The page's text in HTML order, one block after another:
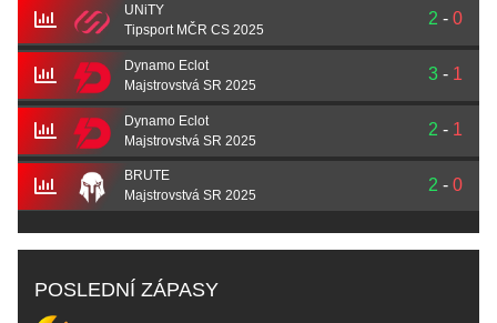
UNiTY
Tipsport MČR CS 2025
2 - 0
Dynamo Eclot
Majstrovstvá SR 2025
3 - 1
Dynamo Eclot
Majstrovstvá SR 2025
2 - 1
BRUTE
Majstrovstvá SR 2025
2 - 0
POSLEDNÍ ZÁPASY